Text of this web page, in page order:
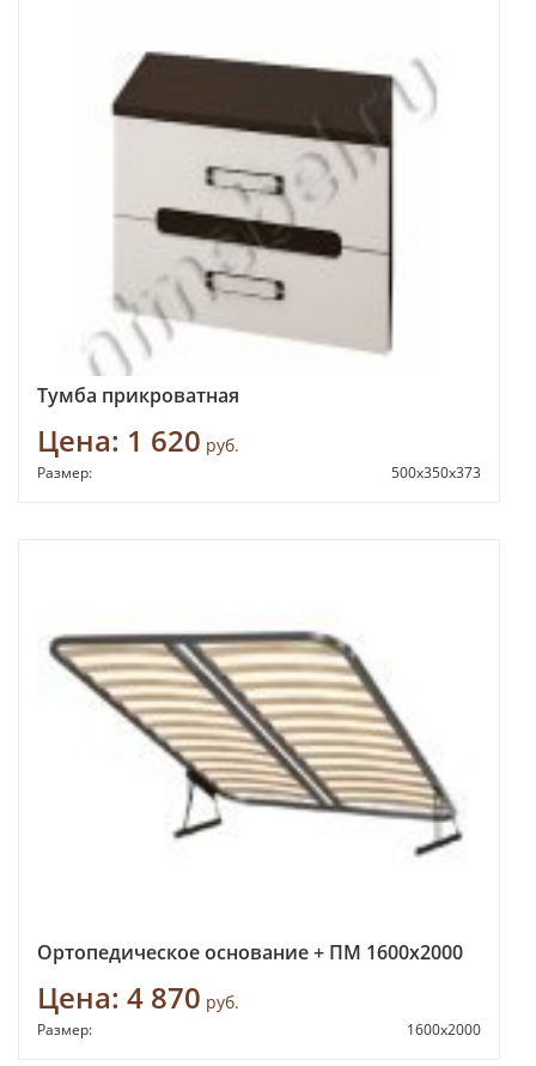
Тумба прикроватная
Цена: 1 620 руб.
Размер: 500х350х373
Ортопедическое основание + ПМ 1600х2000
Цена: 4 870 руб.
Размер: 1600х2000